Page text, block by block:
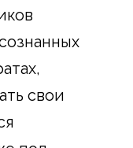
свои